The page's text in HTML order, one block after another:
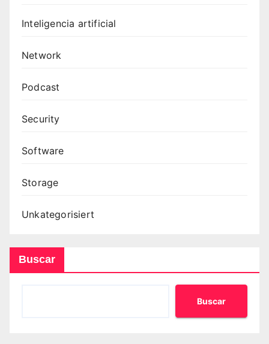
Inteligencia artificial
Network
Podcast
Security
Software
Storage
Unkategorisiert
Buscar
Buscar